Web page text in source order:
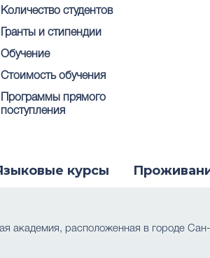
Количество студентов
Гранты и стипендии
Обучение
Стоимость обучения
Программы прямого
поступления
курсы
академия, расположенная в городе